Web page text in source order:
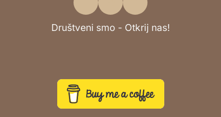
Društveni smo - Otkrij nas!